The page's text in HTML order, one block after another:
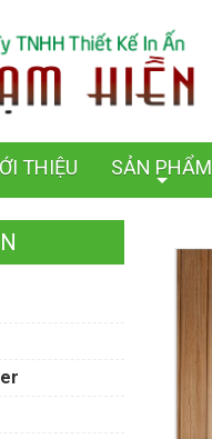
THIỆU
+
SẢN PHẨM